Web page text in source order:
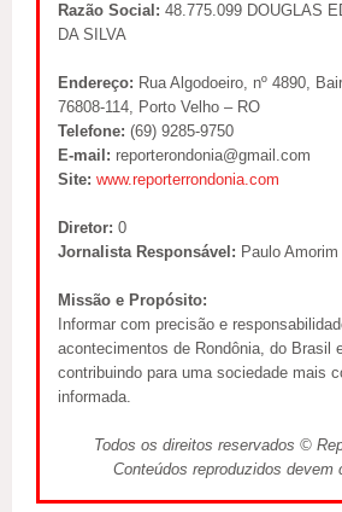
Razão Social: 48.775.099 DOUGLAS
DA SILVA
Endereço: Rua Algodoeiro, nº 4890,
76808-114, Porto Velho – RO
Telefone: (69) 9285-9750
E-mail: reporterondonia@gmail.com
Site: www.reporterrondonia.com
Diretor: 0
Jornalista Responsável: Paulo
Missão e Propósito:
Informar com precisão e
acontecimentos de Rondônia, do Brasil
contribuindo para uma sociedade mais
informada.
Todos os direitos reservados ©
Conteúdos reproduzidos devem